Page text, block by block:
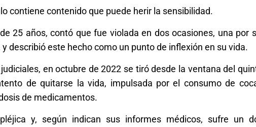
contiene contenido que puede herir la sensibilidad.
25 años, contó que fue violada en dos ocasiones, una por
describió este hecho como un punto de inflexión en su vida.
en octubre de 2022 se tiró desde la ventana del
de quitarse la vida, impulsada por el consumo de
de medicamentos.
y, según indican sus informes médicos, sufre un